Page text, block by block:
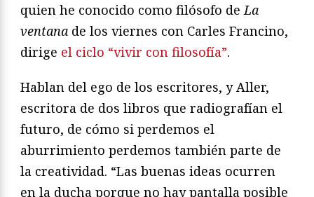
quien he conocido como filósofo de La
ventana de los viernes con Carles Francino,
dirige el ciclo “vivir con filosofía”.
Hablan del ego de los escritores, y Aller,
escritora de dos libros que radiografían el
futuro, de cómo si perdemos el
aburrimiento perdemos también parte de
la creatividad. “Las buenas ideas ocurren
en la ducha porque no hay pantalla posible